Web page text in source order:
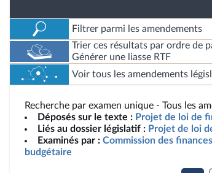
Filtrer parmi les amendements
Trier ces résultats par ordre de
Générer une liasse RTF
Voir tous les amendements
Recherche par examen unique - Tous les
Déposés sur le texte : Projet de loi de
Liés au dossier législatif : Projet de loi
Examinés par : Commission des
budgétaire